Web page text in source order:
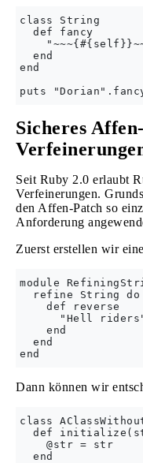
class String
  def fancy
  end
end
Sicheres
Seit Ruby 2.0 erlaubt
Verfeinerungen.
den Affen-Patch so
Anforderung
Zuerst erstellen wir
module
  refine String do
    def reverse
"Hell
    end
  end
Dann können wir
class
def
    @str = str
  end